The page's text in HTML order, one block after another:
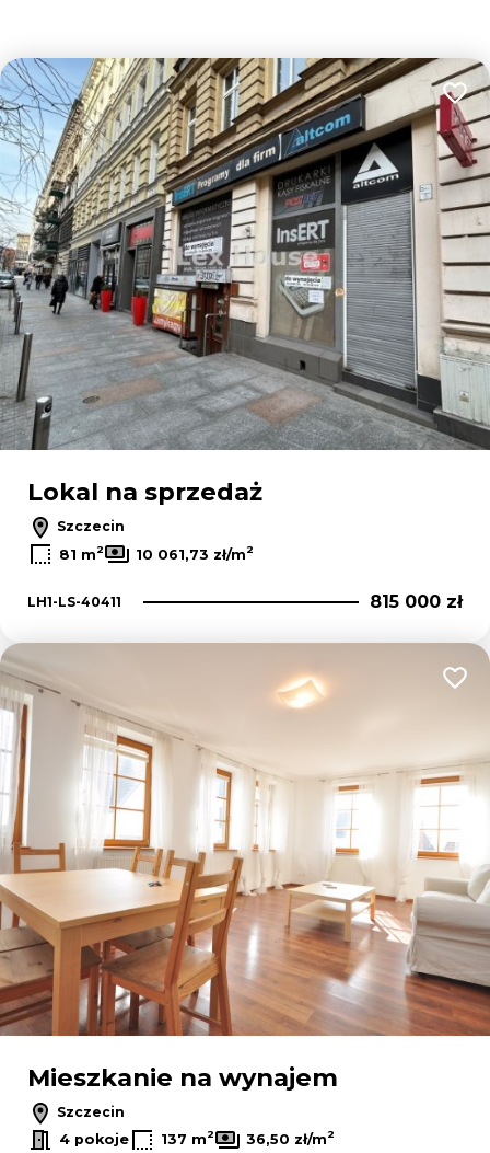
Lokal na sprzedaż
Szczecin
81 m2 10 061,73 zł/m2
LH1-LS-40411 815 000 zł
Mieszkanie na wynajem
Szczecin
4 pokoje
137 m2 36,50 zł/m2